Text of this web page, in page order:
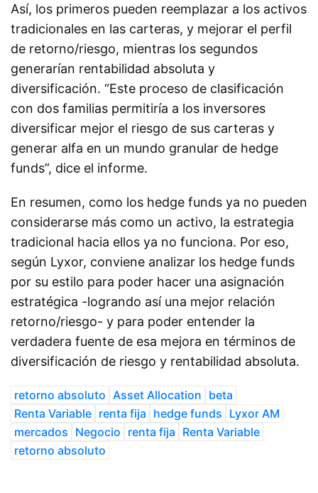
Así, los primeros pueden reemplazar a los activos
tradicionales en las carteras, y mejorar el perfil
de retorno/riesgo, mientras los segundos
generarían rentabilidad absoluta y
diversificación. “Este proceso de clasificación
con dos familias permitiría a los inversores
diversificar mejor el riesgo de sus carteras y
generar alfa en un mundo granular de hedge
funds”, dice el informe.
En resumen, como los hedge funds ya no pueden
considerarse más como un activo, la estrategia
tradicional hacia ellos ya no funciona. Por eso,
según Lyxor, conviene analizar los hedge funds
por su estilo para poder hacer una asignación
estratégica -logrando así una mejor relación
retorno/riesgo- y para poder entender la
verdadera fuente de esa mejora en términos de
diversificación de riesgo y rentabilidad absoluta.
retorno absoluto Asset Allocation beta
Renta Variable renta fija hedge funds Lyxor AM
mercados Negocio renta fija Renta Variable
retorno absoluto